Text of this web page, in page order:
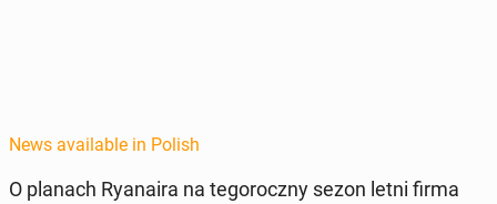
News available in Polish
O planach Ryanaira na tegoroczny sezon letni firma